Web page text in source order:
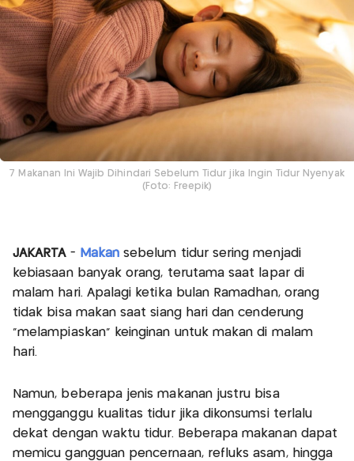
7 Makanan Ini Wajib Dihindari Sebelum Tidur jika Ingin Tidur Nyenyak
(Foto: Freepik)
JAKARTA - Makansebelum tidur sering menjadi
kebiasaan banyak orang, terutama saat lapar di
malam hari. Apalagi ketika bulan Ramadhan, orang
tidak bisa makan saat siang hari dan cenderung
"melampiaskan" keinginan untuk makan di malam
hari.
Namun, beberapa jenis makanan justru bisa
mengganggu kualitas tidur jika dikonsumsi terlalu
dekat dengan waktu tidur. Beberapa makanan dapat
memicu gangguan pencernaan, refluks asam, hingga